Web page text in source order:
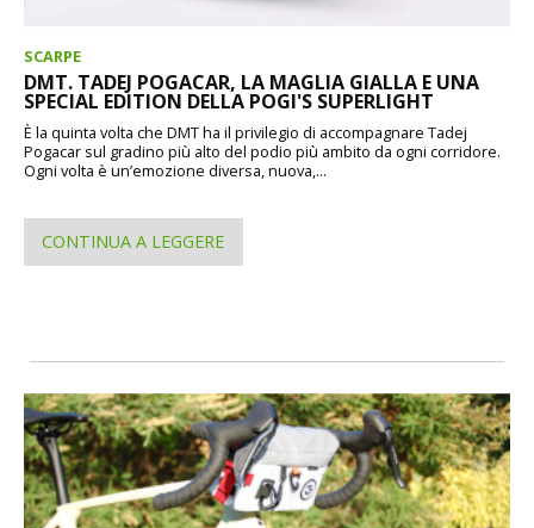
SCARPE
DMT. TADEJ POGACAR, LA MAGLIA GIALLA E UNA
SPECIAL EDITION DELLA POGI'S SUPERLIGHT
È la quinta volta che DMT ha il privilegio di accompagnare Tadej
Pogacar sul gradino più alto del podio più ambito da ogni corridore.
Ogni volta è un’emozione diversa, nuova,...
CONTINUA A LEGGERE